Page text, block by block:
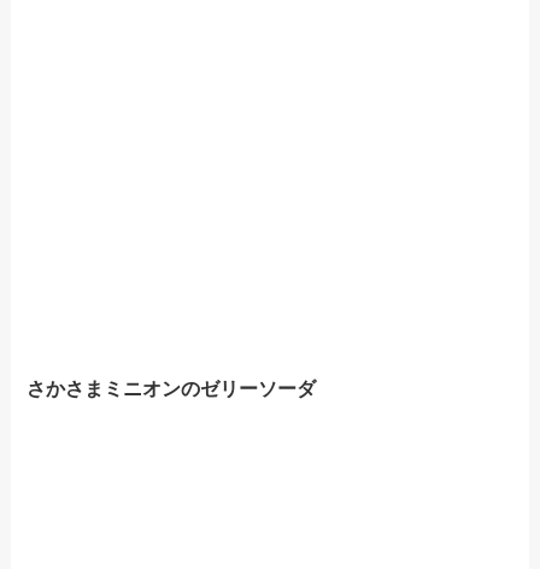
さかさまミニオンのゼリーソーダ